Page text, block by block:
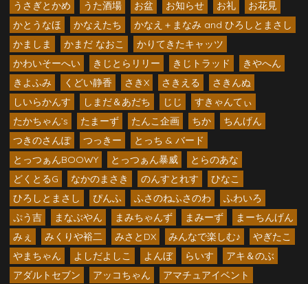
うさぎとかめ うた酒場 お盆 お知らせ お礼
お花見
かとうなほ
かなえたち
かなえ＋まなみ and ひろしとまさし
かましま
かまだ なおこ
かりてきたキャッツ
かわいそーへい
きじとらリリー きじトラッド
きやへん
きよふみ
くどい静香 さきX さきえる
さきんぬ
しいらかんす
しまだ＆あだち じじ
すきゃんてぃ
たかちゃん’s
たまーず たんこ企画 ちか
ちんげん
つきのさんぽ
つっきー
とっち & バード
とっつぁんBOOWY
とっつぁん暴威
とらのあな
どくとるG
なかのまさき のんすとれす
ひなこ
ひろしとまさし
ぴんふ ふさのねふさのわ
ふわいろ
ぷう吉
まなぶやん まみちゃんず まみーず
まーちんげん
みぇ
みくりや裕二 みさとDX みんなで楽しむ♪
やぎたこ
やまちゃん
よしだよしこ よんぼ らいす
アキ＆のぶ
アダルトセブン
アッコちゃん
アマチュアイベント